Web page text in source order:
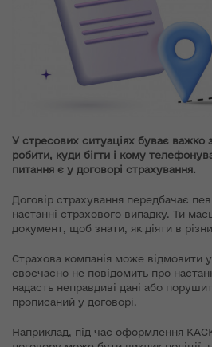
У стресових ситуаціях буває важко
робити, куди бігти і кому
питання є у договорі страхування.
Договір страхування передбачає
настанні страхового випадку. Ти
документ, щоб знати, як діяти в
Страхова компанія може відмовити
своєчасно не повідомить про
надасть неправдиві дані або
прописаний у договорі.
Наприклад, під час оформлення